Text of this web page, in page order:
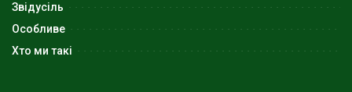
Звідусіль
Особливе
Хто ми такі